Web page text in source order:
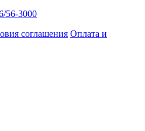
56-3000
соглашения Оплата и